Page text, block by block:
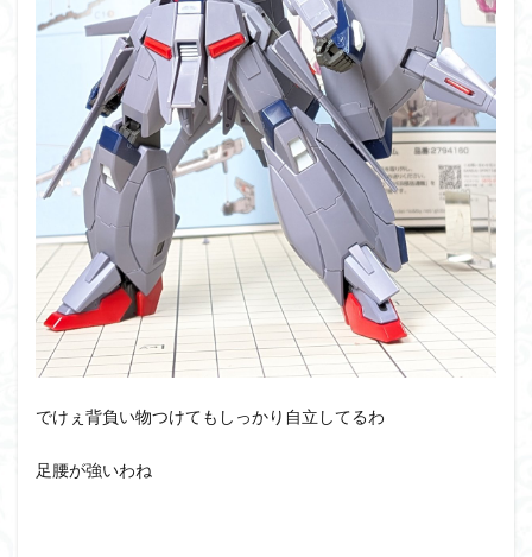
でけぇ背負い物つけてもしっかり自立してるわ
足腰が強いわね